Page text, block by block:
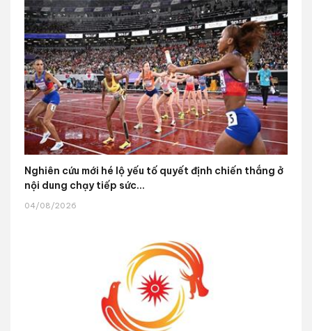
Nghiên cứu mới hé lộ yếu tố quyết định chiến thắng ở
nội dung chạy tiếp sức...
04/08/2026